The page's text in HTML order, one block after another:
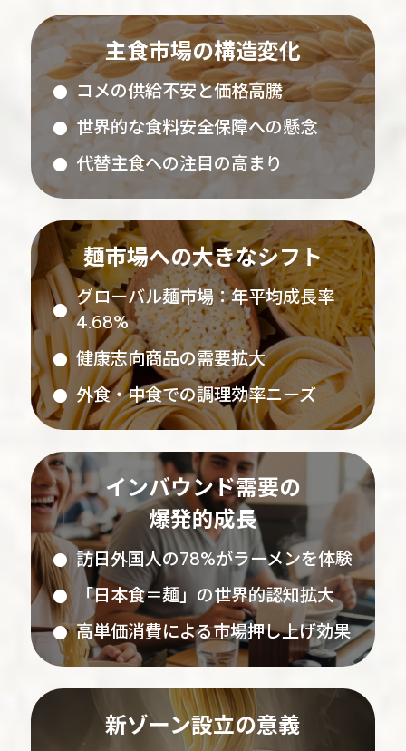
主食市場の構造変化
コメの供給不安と価格高騰
世界的な食料安全保障への懸念
代替主食への注目の高まり
麺市場への大きなシフト
グローバル麺市場：年平均成長率
4.68%
健康志向商品の需要拡大
外食・中食での調理効率ニーズ
インバウンド需要の
爆発的成長
訪日外国人の78%がラーメンを体験
「日本食＝麺」の世界的認知拡大
高単価消費による市場押し上げ効果
新ゾーン設立の意義